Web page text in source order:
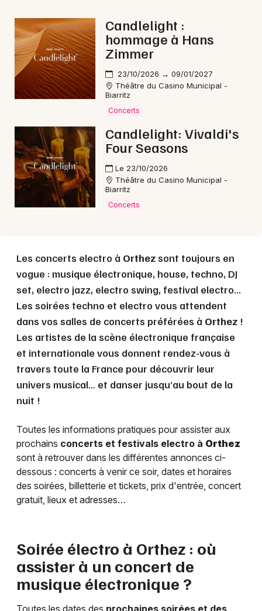
64 - Pyrénées-Atlantiques
Mon email
Je m'abonne
Candlelight :
hommage à Hans
Zimmer
23/10/2026 → 09/01/2027
Théâtre du Casino Municipal -
Biarritz
Concerts
Candlelight: Vivaldi's
Four Seasons
Le 23/10/2026
Théâtre du Casino Municipal -
Biarritz
Concerts
Les concerts electro à Orthezsont toujours en
vogue : musique électronique, house, techno, DJ
set, electro jazz, electro swing, festival electro...
Les soirées techno et electro vous attendent
dans vos salles de concerts préférées à Orthez !
Les artistes de la scène électronique française
et internationale vous donnent rendez-vous à
travers toute la France pour découvrir leur
univers musical… et danser jusqu’au bout de la
nuit !
Toutes les informations pratiques pour assister aux
prochains concerts et festivals electro à Orthez
sont à retrouver dans les différentes annonces ci-
dessous : concerts à venir ce soir, dates et horaires
des soirées, billetterie et tickets, prix d'entrée, concert
gratuit, lieux et adresses…
Soirée électro à Orthez : où
assister à un concert de
musique électronique ?